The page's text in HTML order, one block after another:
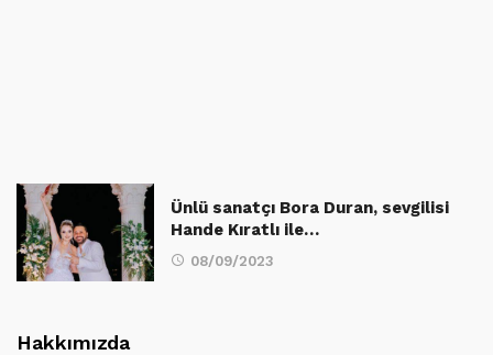
Ünlü sanatçı Bora Duran, sevgilisi
Hande Kıratlı ile…
08/09/2023
Hakkımızda